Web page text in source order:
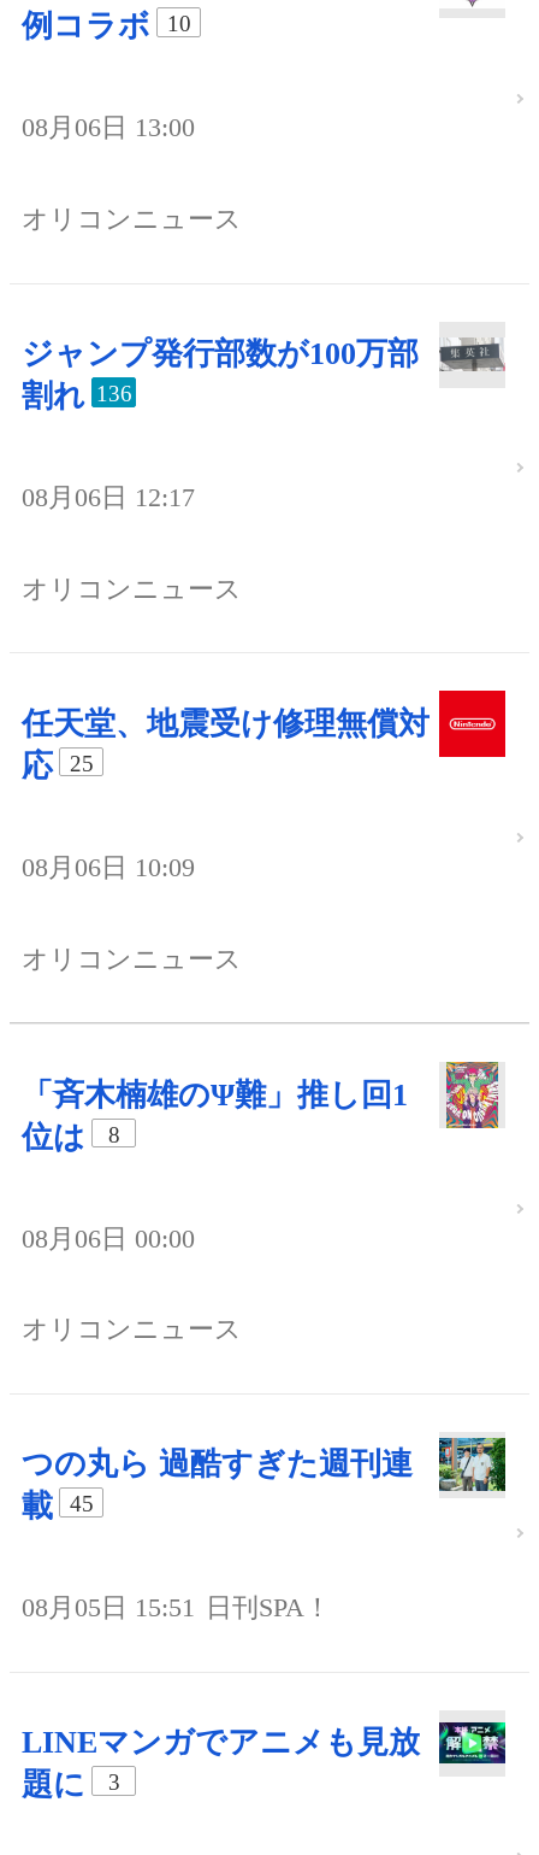
例コラボ
10
08月06日 13:00
オリコンニュース
ジャンプ発行部数が100万部
割れ 136
08月06日 12:17
オリコンニュース
任天堂、地震受け修理無償対
応
25
08月06日 10:09
オリコンニュース
「斉木楠雄のΨ難」推し回1
位は
8
08月06日 00:00
オリコンニュース
つの丸ら 過酷すぎた週刊連
載
45
08月05日 15:51 日刊SPA！
LINEマンガでアニメも見放
題に
3